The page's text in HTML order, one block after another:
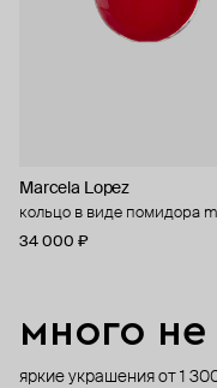
Marcela Lopez
кольцо в виде помидора
34 000 ₽
много
яркие украшения от 1